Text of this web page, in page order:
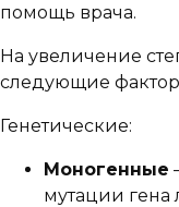
помощь врача.
На увеличение
следующие
Генетические:
Моногенные
мутации гена